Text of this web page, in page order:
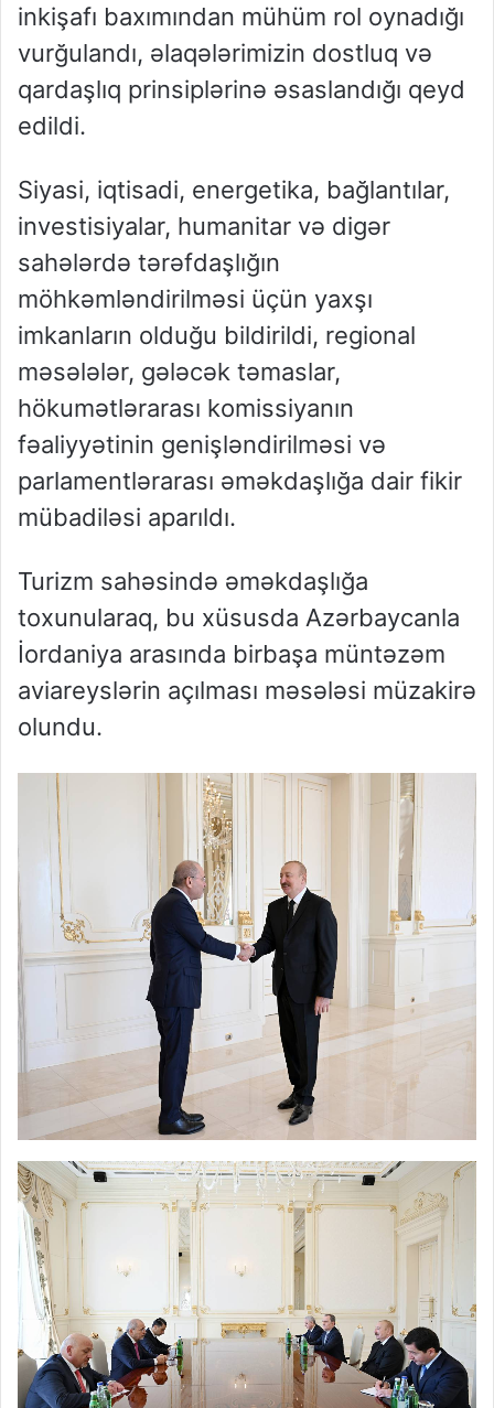
inkişafı baxımından mühüm rol oynadığı
vurğulandı, əlaqələrimizin dostluq və
qardaşlıq prinsiplərinə əsaslandığı qeyd
edildi.
Siyasi, iqtisadi, energetika, bağlantılar,
investisiyalar, humanitar və digər
sahələrdə tərəfdaşlığın
möhkəmləndirilməsi üçün yaxşı
imkanların olduğu bildirildi, regional
məsələlər, gələcək təmaslar,
hökumətlərarası komissiyanın
fəaliyyətinin genişləndirilməsi və
parlamentlərarası əməkdaşlığa dair fikir
mübadiləsi aparıldı.
Turizm sahəsində əməkdaşlığa
toxunularaq, bu xüsusda Azərbaycanla
İordaniya arasında birbaşa müntəzəm
aviareyslərin açılması məsələsi müzakirə
olundu.